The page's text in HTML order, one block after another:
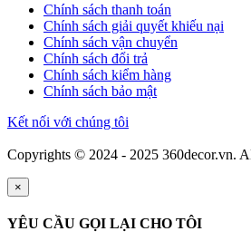
Chính sách thanh toán
Chính sách giải quyết khiếu nại
Chính sách vận chuyển
Chính sách đổi trả
Chính sách kiểm hàng
Chính sách bảo mật
Kết nối với chúng tôi
Copyrights © 2024 - 2025 360decor.vn.
×
YÊU CẦU GỌI LẠI CHO TÔI